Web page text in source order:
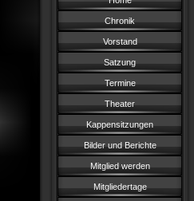
Chronik
Vorstand
Satzung
Termine
Theater
Kappensitzungen
Bilder und Berichte
Mitglied werden
Mitgliedertage